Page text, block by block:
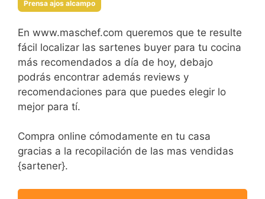
Prensa ajos alcampo
En www.maschef.com queremos que te resulte
fácil localizar las sartenes buyer para tu cocina
más recomendados a día de hoy, debajo
podrás encontrar además reviews y
recomendaciones para que puedes elegir lo
mejor para tí.
Compra online cómodamente en tu casa
gracias a la recopilación de las mas vendidas
{sartener}.